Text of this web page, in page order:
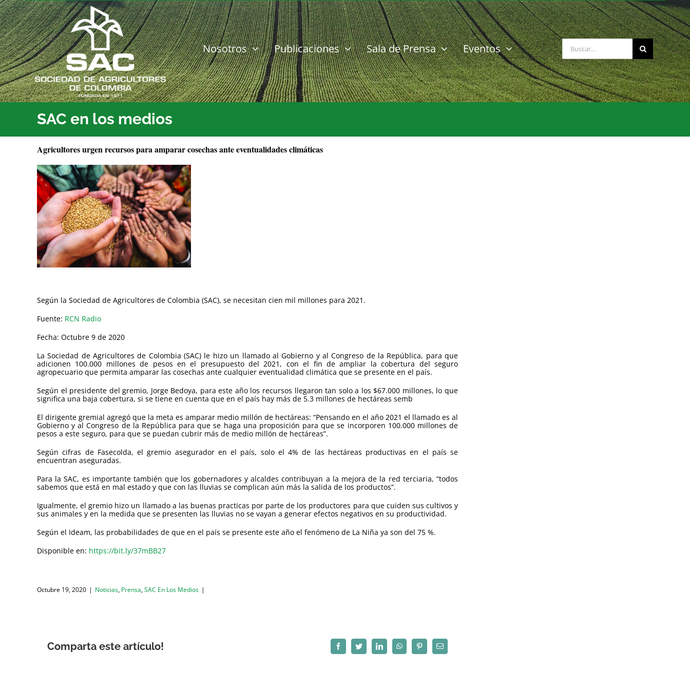
Saltar
al
contenido
Nosotros Publicaciones Sala de Prensa Eventos Buscar:
SAC en los medios
Agricultores urgen recursos para amparar cosechas ante eventualidades climáticas
Según la Sociedad de Agricultores de Colombia (SAC), se necesitan cien mil millones para 2021.
Fuente: RCN Radio
Fecha: Octubre 9 de 2020
La Sociedad de Agricultores de Colombia (SAC) le hizo un llamado al Gobierno y al Congreso de la República, para que
adicionen 100.000 millones de pesos en el presupuesto del 2021, con el fin de ampliar la cobertura del seguro
agropecuario que permita amparar las cosechas ante cualquier eventualidad climática que se presente en el país.
Según el presidente del gremio, Jorge Bedoya, para este año los recursos llegaron tan solo a los $67.000 millones, lo que
significa una baja cobertura, si se tiene en cuenta que en el país hay más de 5.3 millones de hectáreas semb
El dirigente gremial agregó que la meta es amparar medio millón de hectáreas: “Pensando en el año 2021 el llamado es al
Gobierno y al Congreso de la República para que se haga una proposición para que se incorporen 100.000 millones de
pesos a este seguro, para que se puedan cubrir más de medio millón de hectáreas”.
Según cifras de Fasecolda, el gremio asegurador en el país, solo el 4% de las hectáreas productivas en el país se
encuentran aseguradas.
Para la SAC, es importante también que los gobernadores y alcaldes contribuyan a la mejora de la red terciaria, “todos
sabemos que está en mal estado y que con las lluvias se complican aún más la salida de los productos”.
Igualmente, el gremio hizo un llamado a las buenas practicas por parte de los productores para que cuiden sus cultivos y
sus animales y en la medida que se presenten las lluvias no se vayan a generar efectos negativos en su productividad.
Según el Ideam, las probabilidades de que en el país se presente este año el fenómeno de La Niña ya son del 75 %.
Disponible en: https://bit.ly/37mBB27
Octubre 19, 2020 | Noticias, Prensa,SAC En Los Medios |
Comparta este artículo! FacebookTwitterLinkedInWhatsAppPinterestCorreo
electrónico